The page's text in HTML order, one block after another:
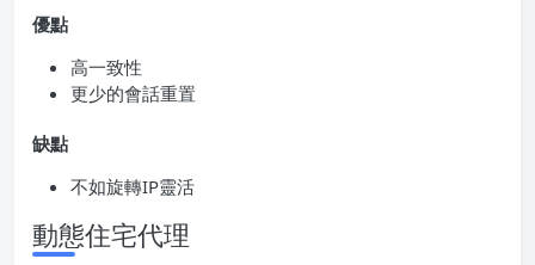
優點
高一致性
更少的會話重置
缺點
不如旋轉IP靈活
動態住宅代理